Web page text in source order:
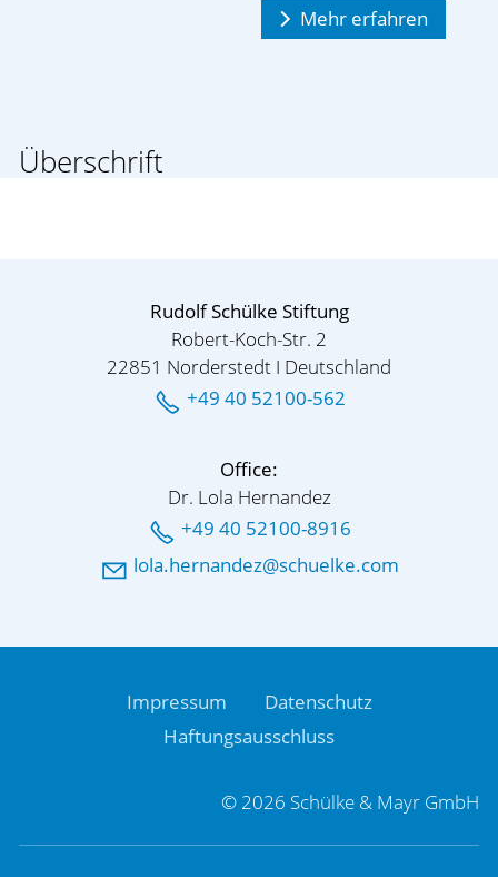
Mehr erfahren
Überschrift
Rudolf Schülke Stiftung
Robert-Koch-Str. 2
22851 Norderstedt I Deutschland
+49 40 52100-562
Office:
Dr. Lola Hernandez
+49 40 52100-8916
l l h rn nd z sch lk c m
Impressum
Datenschutz
Haftungsausschluss
© 2026 Schülke & Mayr GmbH